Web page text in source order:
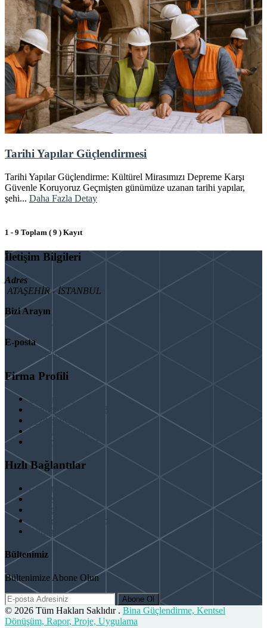
Tarihi Yapılar Güçlendirmesi
Tarihi Yapılar Güçlendirme: Kültürel Mirasımızı Depreme Karşı
Güvenle Koruyoruz Geçmişten günümüze uzanan tarihi yapılar,
şehi... Daha Fazla Detay
1 - 9 Toplam ( 9 ) Kayıt
İletişim Bilgileri
Adres
ATAŞEHİR - İSTANBUL
Bizi Arayın
E-posta
info@binaguclendir.com
Firma Profili
Hakkımızda
Hizmet Verdiğimiz Bölgeler
Paydaşlarımız
İş Birliği Teklifleri
Şartlar ve Koşullar
Hızlı Bağlantılar
Güçlendirme
Hizmetlerimiz
Test & Analiz & Rapor
İletişim
Bültenimiz
Bültenimize Abone Olun
Abone Ol
© 2026 Tüm Hakları Saklıdır . Bina Güçlendirme, Kentsel
Dönüşüm, Rapor, Proje, Uygulama